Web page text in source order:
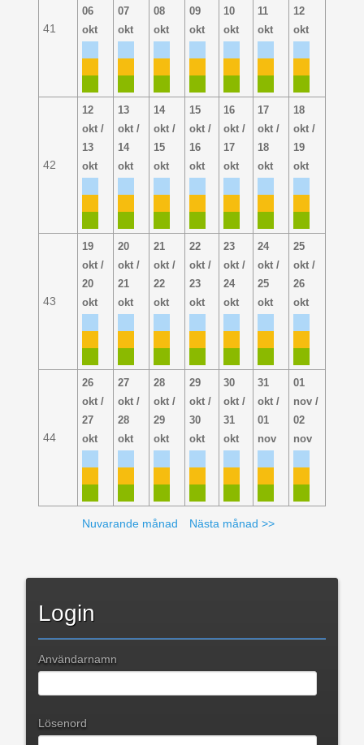
41
06
okt
07
okt
08
okt
09
okt
10
okt
11
okt
12
okt
42
12
okt /
13
okt
13
okt /
14
okt
14
okt /
15
okt
15
okt /
16
okt
16
okt /
17
okt
17
okt /
18
okt
18
okt /
19
okt
43
19
okt /
20
okt
20
okt /
21
okt
21
okt /
22
okt
22
okt /
23
okt
23
okt /
24
okt
24
okt /
25
okt
25
okt /
26
okt
44
26
okt /
27
okt
27
okt /
28
okt
28
okt /
29
okt
29
okt /
30
okt
30
okt /
31
okt
31
okt /
01
nov
01
nov /
02
nov
Nuvarande månad Nästa månad >>
Login
Användarnamn
Lösenord